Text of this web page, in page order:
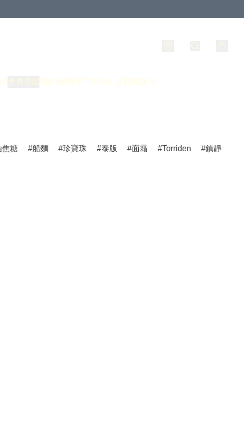
關於我們 HKTVMALL 三龍商店 🛒
焦糖 船麵 珍寶珠 泰版 面霜 Torriden 鎮靜